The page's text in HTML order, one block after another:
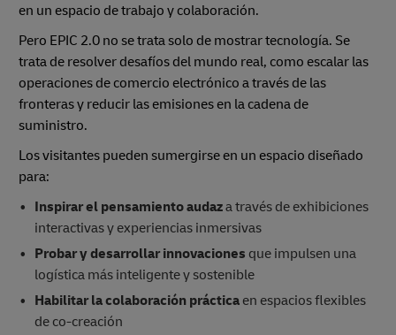
en un espacio de trabajo y colaboración.
Pero EPIC 2.0 no se trata solo de mostrar tecnología. Se
trata de resolver desafíos del mundo real, como escalar las
operaciones de comercio electrónico a través de las
fronteras y reducir las emisiones en la cadena de
suministro.
Los visitantes pueden sumergirse en un espacio diseñado
para:
Inspirar el pensamiento audaza través de exhibiciones
interactivas y experiencias inmersivas
Probar y desarrollar innovaciones que impulsen una
logística más inteligente y sostenible
Habilitar la colaboración prácticaen espacios flexibles
de co-creación